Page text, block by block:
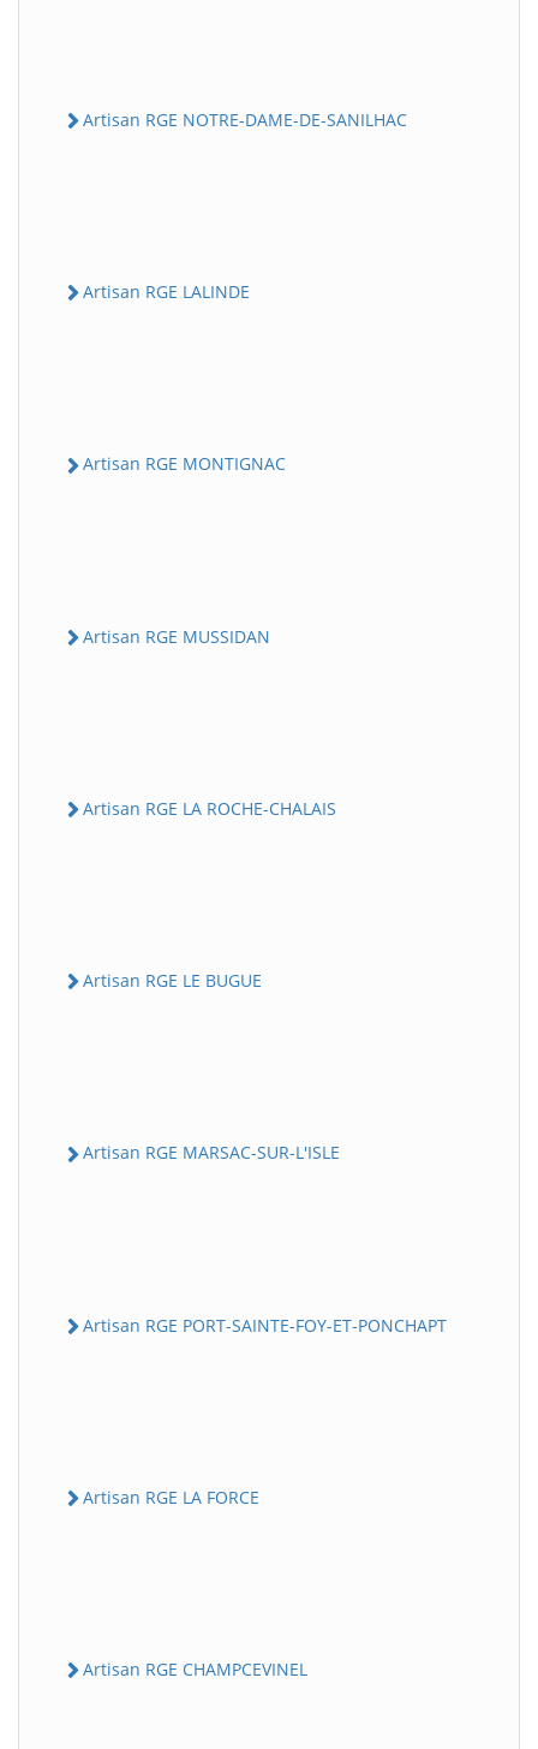
Artisan RGE NOTRE-DAME-DE-SANILHAC
Artisan RGE LALINDE
Artisan RGE MONTIGNAC
Artisan RGE MUSSIDAN
Artisan RGE LA ROCHE-CHALAIS
Artisan RGE LE BUGUE
Artisan RGE MARSAC-SUR-L'ISLE
Artisan RGE PORT-SAINTE-FOY-ET-PONCHAPT
Artisan RGE LA FORCE
Artisan RGE CHAMPCEVINEL